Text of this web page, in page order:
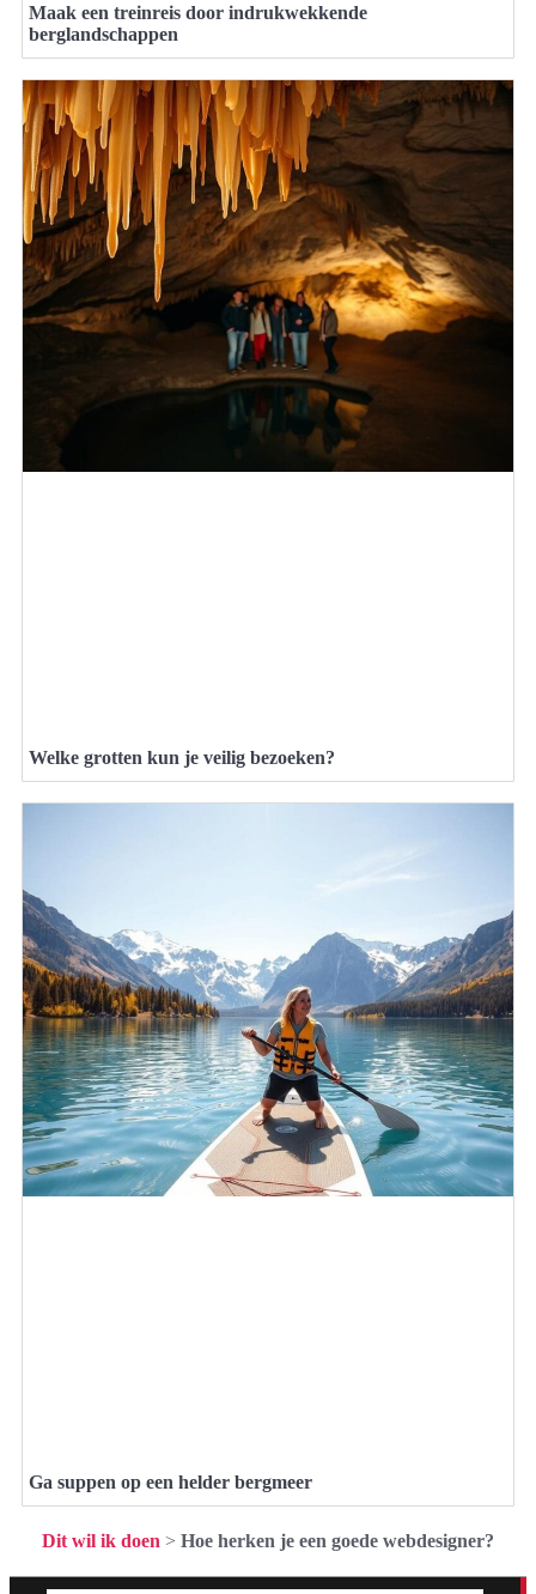
Maak een treinreis door indrukwekkende
berglandschappen
Welke grotten kun je veilig bezoeken?
Ga suppen op een helder bergmeer
Dit wil ik doen > Hoe herken je een goede webdesigner?